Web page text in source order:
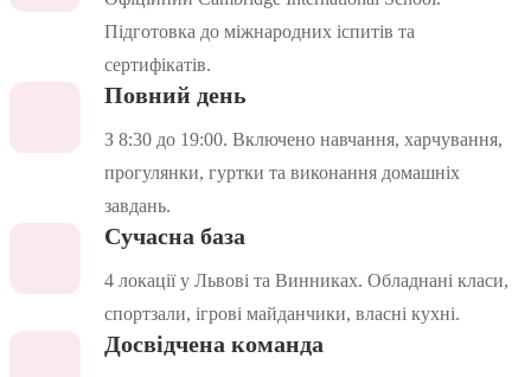
Підготовка до міжнародних іспитів та
сертифікатів.
Повний день
З 8:30 до 19:00. Включено навчання, харчування,
прогулянки, гуртки та виконання домашніх
завдань.
Сучасна база
4 локації у Львові та Винниках. Обладнані класи,
спортзали, ігрові майданчики, власні кухні.
Досвідчена команда